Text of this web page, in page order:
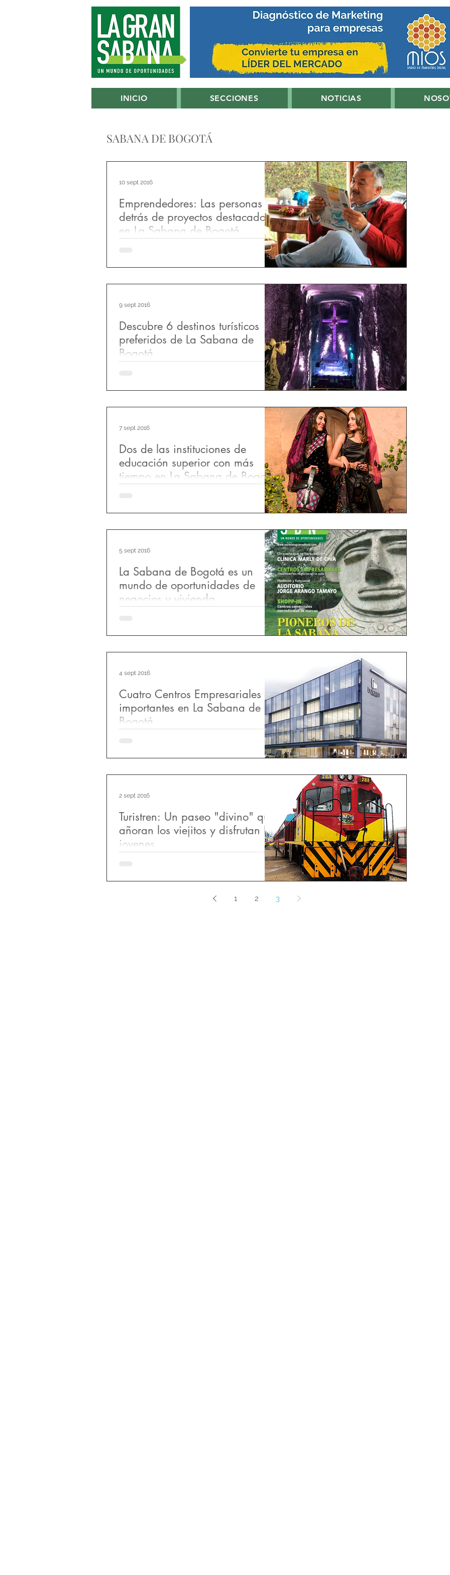
INICIO SECCIONES NOTICIAS
SABANA DE BOGOTÁ
Emprendedores: Las personas
detrás de proyectos destacados
en La Sabana de Bogotá
Detrás de cada proyecto exitoso existe un
equipo...
10 sept 2016
Descubre 6 destinos turísticos
preferidos de La Sabana de
Bogotá
SABANEANDO La Sabana de Bogotá, posee
un extraordinario potencial turístico que cada
día sigue creciendo. Turismo de bienestar,
de...
9 sept 2016
Dos de las instituciones de
educación superior con más
tiempo en La Sabana de Bogotá
>Taller Cinco Centro de Diseño "Incentivando
7 sept 2016
La Sabana de Bogotá es un
mundo de oportunidades de
negocios y vivienda
reino de los Muiscas Hace más de 500 años,
país...
5 sept 2016
Cuatro Centros Empresariales
importantes en La Sabana de
Bogotá
se desarrollan...
4 sept 2016
Turistren: Un paseo "divino" que
añoran los viejitos y disfrutan los
jovenes
que vivir, inigualable. No es como viajar en
auto o en moto, ni en autobús; el tren tiene
2 sept 2016
1 2 3